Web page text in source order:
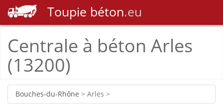
Toupie béton.eu
Centrale à béton Arles
(13200)
Bouches-du-Rhône > Arles >